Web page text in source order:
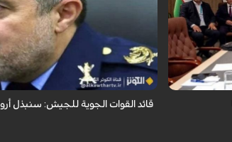
اللجنة
انطلاق
قال قائد القوات الجوية للجيش الايراني
الجوية للجيش ستبذل الأرواح دفاعًا عن
قائد القوات الجوية للجيش: سنبذل